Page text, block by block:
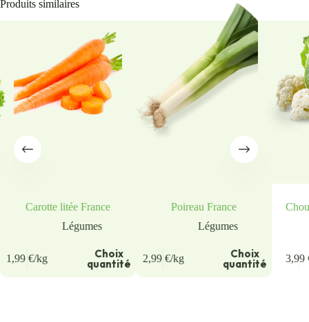
Produits similaires
Carotte litée France
Légumes
1,99€/kg Choix
quantité
Poireau France
Légumes
2,99 €/kg Choix
quantité 3,99